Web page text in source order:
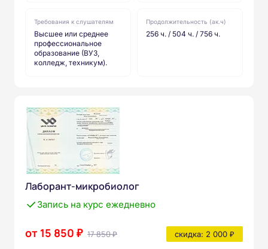
Требования к слушателям
Высшее или среднее
профессиональное
образование (ВУЗ,
колледж, техникум).
Продолжительность (ак.ч)
256 ч. / 504 ч. / 756 ч.
Лаборант-микробиолог
Запись на курс ежедневно
от 15 850 ₽ 17 850 ₽ скидка: 2 000 ₽